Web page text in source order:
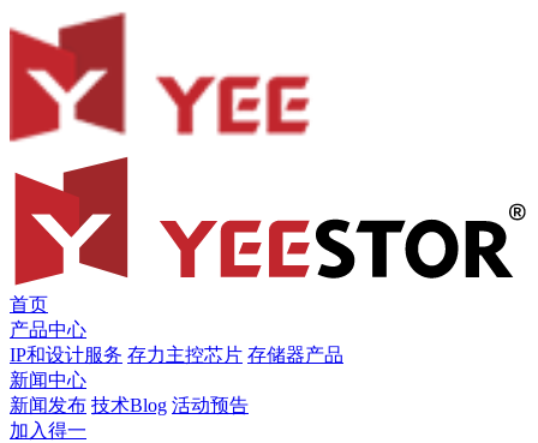
首页
产品中心
IP和设计服务 存力主控芯片 存储器产品
新闻中心
新闻发布 技术Blog 活动预告
加入得一